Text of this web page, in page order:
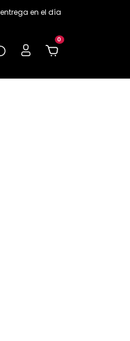
entrega en el día
0